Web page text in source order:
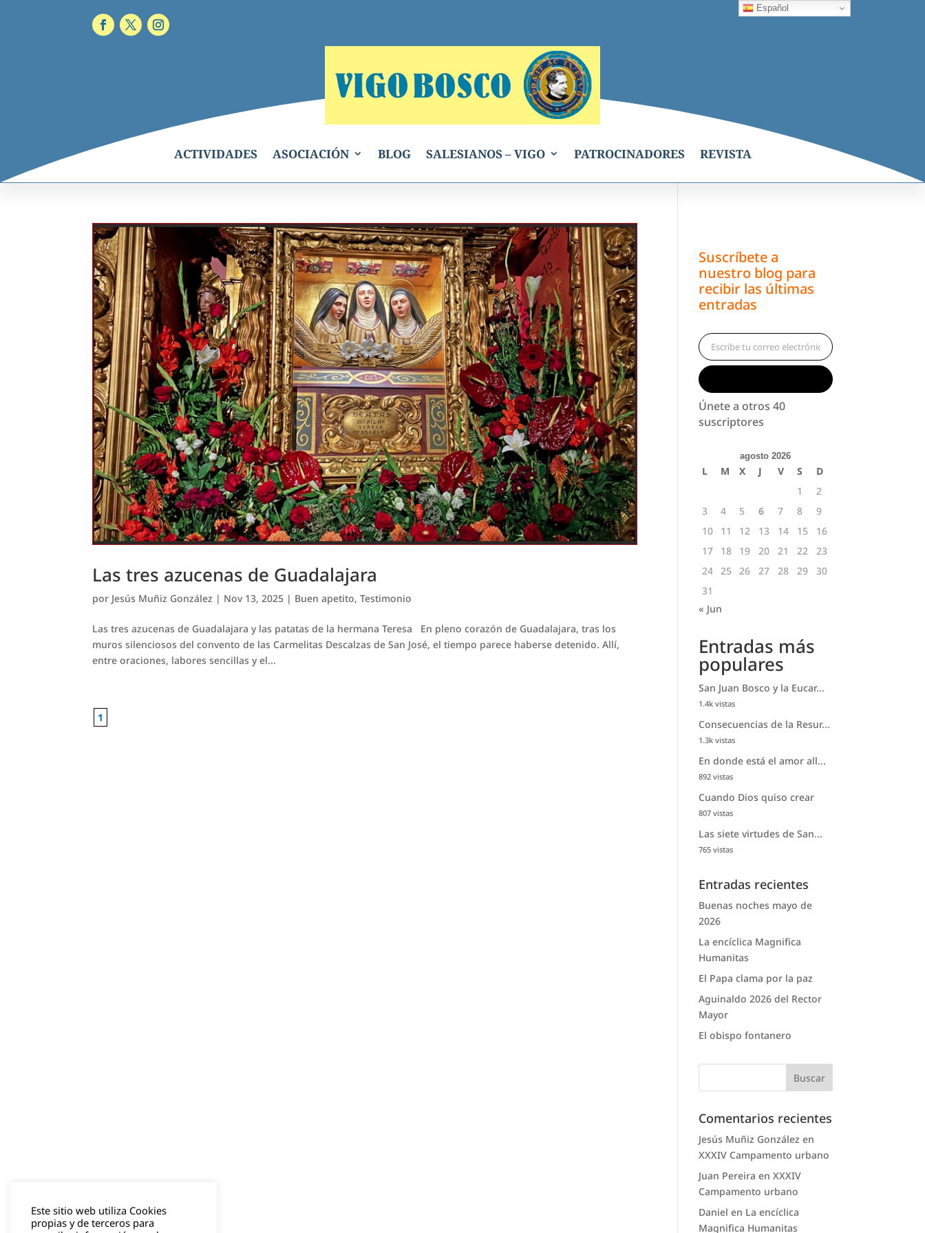
ACTIVIDADES ASOCIACIÓN BLOG SALESIANOS – VIGO PATROCINADORES REVISTA
Las tres azucenas de Guadalajara
por Jesús Muñiz González | Nov 13, 2025 | Buen apetito,Testimonio
Las tres azucenas de Guadalajara y las patatas de la hermana Teresa En pleno corazón de Guadalajara, tras los
muros silenciosos del convento de las Carmelitas Descalzas de San José, el tiempo parece haberse detenido. Allí,
entre oraciones, labores sencillas y el...
1
Suscríbete a
nuestro blog para
recibir las últimas
entradas
Escribe tu correo electrónico…
Únete a otros 40
suscriptores
agosto 2026
L M X J V S
D
1
2
3
4 5 6 7 8
9
10
11 12 13 14 15
16
17
18 19 20 21 22
23
24 25 26 27 28 29
30
31
« Jun
Entradas más
populares
San Juan Bosco y la Eucar...
1.4k vistas
Consecuencias de la Resur...
1.3k vistas
En donde está el amor all...
892 vistas
Cuando Dios quiso crear
807 vistas
Las siete virtudes de San...
765 vistas
Entradas recientes
Buenas noches mayo de
2026
La encíclica Magnifica
Humanitas
El Papa clama por la paz
Aguinaldo 2026 del Rector
Mayor
El obispo fontanero
Comentarios recientes
Jesús Muñiz González en
XXXIV Campamento urbano
Juan Pereira enXXXIV
Campamento urbano
Daniel en La encíclica
Magnifica Humanitas
Este sitio web utiliza Cookies
propias y de terceros para
Español